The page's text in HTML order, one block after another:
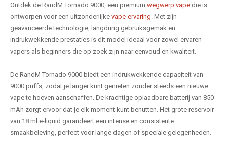
Ontdek de RandM Tornado 9000, een premium wegwerp vape die is
ontworpen voor een uitzonderlijke vape-ervaring . Met zijn
geavanceerde technologie, langdurig gebruiksgemak en
indrukwekkende prestaties is dit model ideaal voor zowel ervaren
vapers als beginners die op zoek zijn naar eenvoud en kwaliteit.
De RandM Tornado 9000 biedt een indrukwekkende capaciteit van
9000 puffs, zodat je langer kunt genieten zonder steeds een nieuwe
vape te hoeven aanschaffen. De krachtige oplaadbare batterij van 850
mAh zorgt ervoor dat je elk moment kunt benutten. Het grote reservoir
van 18 ml e-liquid garandeert een intense en consistente
smaakbeleving, perfect voor lange dagen of speciale gelegenheden.